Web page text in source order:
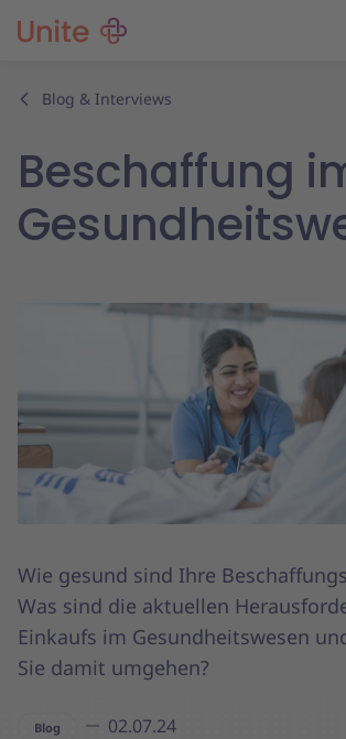
Blog & Interviews
Beschaffung
Wie gesund sind Ihre
Was sind die aktuellen
Einkaufs im Gesundheitswesen
Sie damit umgehen?
Blog 02.07.24